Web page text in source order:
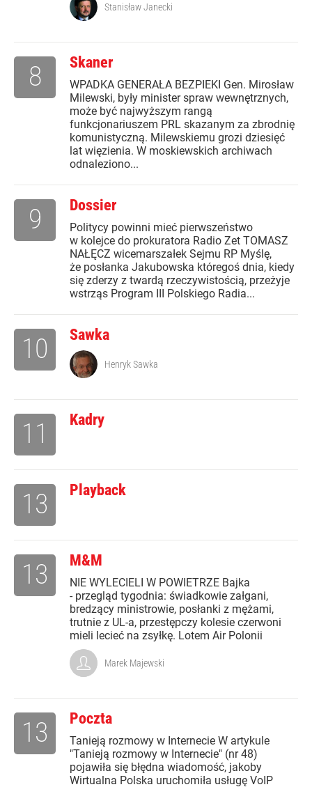
Stanisław Janecki
Skaner
WPADKA GENERAŁA BEZPIEKI Gen. Mirosław
Milewski, były minister spraw wewnętrznych,
może być najwyższym rangą
funkcjonariuszem PRL skazanym za zbrodnię
komunistyczną. Milewskiemu grozi dziesięć
lat więzienia. W moskiewskich archiwach
odnaleziono...
8
Dossier
Politycy powinni mieć pierwszeństwo
w kolejce do prokuratora Radio Zet TOMASZ
NAŁĘCZ wicemarszałek Sejmu RP Myślę,
że posłanka Jakubowska któregoś dnia, kiedy
się zderzy z twardą rzeczywistością, przeżyje
wstrząs Program III Polskiego Radia...
9
Sawka
10 Henryk Sawka
Kadry
11
Playback
13
M&M
NIE WYLECIELI W POWIETRZE Bajka
- przegląd tygodnia: świadkowie załgani,
bredzący ministrowie, posłanki z mężami,
trutnie z UL-a, przestępczy kolesie czerwoni
mieli lecieć na zsyłkę. Lotem Air Polonii
13
Marek Majewski
Poczta
Tanieją rozmowy w Internecie W artykule
"Tanieją rozmowy w Internecie" (nr 48)
pojawiła się błędna wiadomość, jakoby
Wirtualna Polska uruchomiła usługę VoIP
13